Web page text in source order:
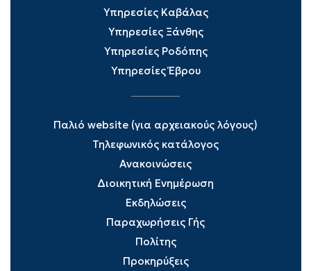
Υπηρεσίες Καβάλας
Υπηρεσίες Ξάνθης
Υπηρεσίες Ροδόπης
Υπηρεσίες Έβρου
Παλιό website (για αρχειακούς λόγους)
Τηλεφωνικός κατάλογος
Ανακοινώσεις
Διοικητική Ενημέρωση
Εκδηλώσεις
Παραχωρήσεις Γής
Πολίτης
Προκηρύξεις